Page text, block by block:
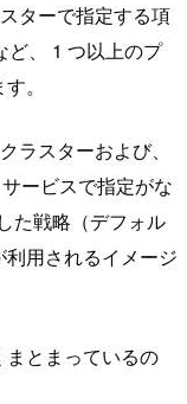
ターで指定する項
ど、 1 つ以上のプ
。
ラスターおよび、
ービスで指定がな
た戦略（デフォル
用されるイメージ
とまっているの